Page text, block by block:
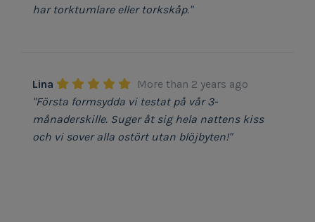
har torktumlare eller torkskåp."
Lina
More than 2 years ago
"Första formsydda vi testat på vår 3-
månaderskille. Suger åt sig hela nattens kiss
och vi sover alla ostört utan blöjbyten!"